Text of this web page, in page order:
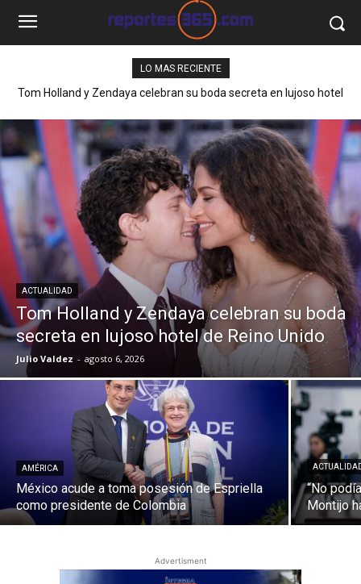
LO MAS RECIENTE
Tom Holland y Zendaya celebran su boda secreta en lujoso hotel
ACTUALIDAD
Tom Holland y Zendaya celebran su boda
secreta en lujoso hotel de Reino Unido
Julio Valdez - agosto 6, 2026
AMÉRICA
México acude a toma posesión de Espriella
como presidente de Colombia
“No
Montijo
Advertisment